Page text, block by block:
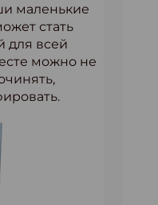
маленькие
стать
для всей
можно не